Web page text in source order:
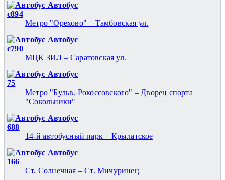
Автобус
с894
Метро "Орехово" – Тамбовская ул.
Автобус
с790
МЦК ЗИЛ – Саратовская ул.
Автобус
75
Метро "Бульв. Рокоссовского" – Дворец спорта
"Сокольники"
Автобус
688
14-й автобусный парк – Крылатское
Автобус
166
Ст. Солнечная – Ст. Мичуринец